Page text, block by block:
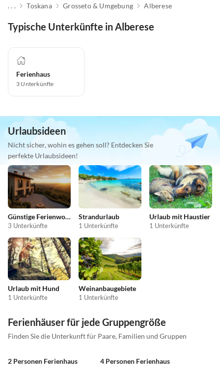
. . . Toskana Grosseto & Umgebung Alberese
Typische Unterkünfte in Alberese
Ferienhaus
3 Unterkünfte
Urlaubsideen
Nicht sicher, wohin es gehen soll? Entdecken Sie
perfekte Urlaubsideen!
Günstige Ferienwohnungen
3 Unterkünfte
Strandurlaub
1 Unterkünfte
Urlaub mit Haustier
1 Unterkünfte
Urlaub mit Hund
1 Unterkünfte
Weinanbaugebiete
1 Unterkünfte
Ferienhäuser für jede Gruppengröße
Finden Sie die Unterkunft für Paare, Familien und Gruppen
2 Personen Ferienhaus 4 Personen Ferienhaus